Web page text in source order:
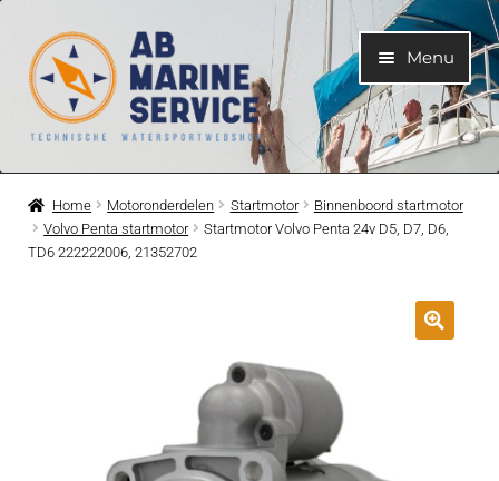
Ga
door
naar
navigatie
Ga
naar
de
inhoud
Menu
Home
Motoren
Submenu
Submenu
Koelwatersysteem
Home Motoronderdelen Startmotor
Binnenboord startmotor
Volvo Penta startmotor
Startmotor Volvo Penta 24v D5, D7, D6,
TD6 222222006, 21352702